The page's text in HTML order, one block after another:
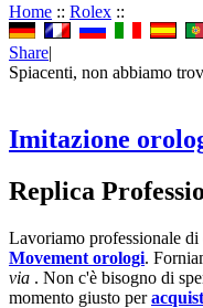
Home :: Rolex ::
Share|
Spiacenti, non abbiamo
Imitazione
Replica
Lavoriamo professionale
Movement orologi.
via . Non c'è bisogno di
momento giusto per